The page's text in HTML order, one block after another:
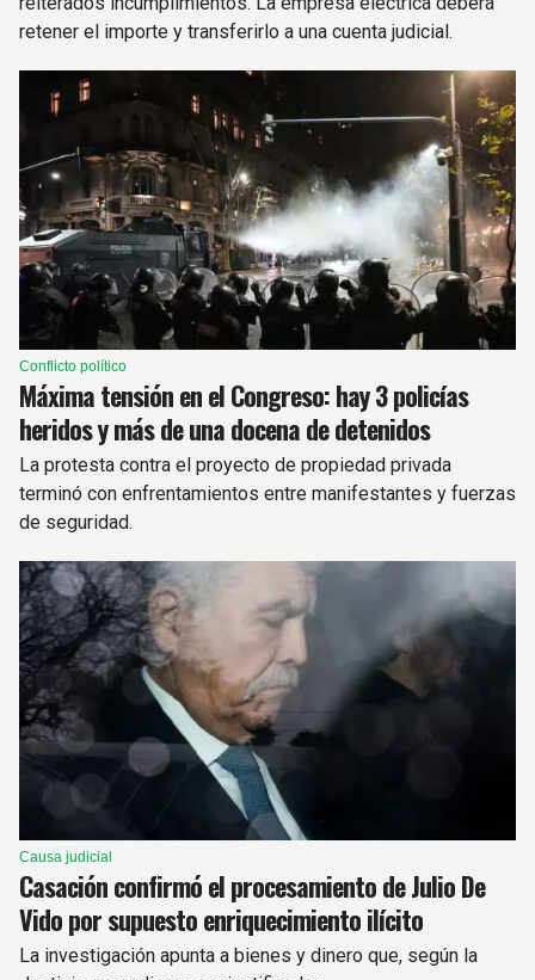
retener el importe y transferirlo a una cuenta judicial.
Conflicto político
Máxima tensión en el Congreso: hay 3 policías
heridos y más de una docena de detenidos
La protesta contra el proyecto de propiedad privada
terminó con enfrentamientos entre manifestantes y fuerzas
de seguridad.
Causa judicial
Casación confirmó el procesamiento de Julio De
Vido por supuesto enriquecimiento ilícito
La investigación apunta a bienes y dinero que, según la